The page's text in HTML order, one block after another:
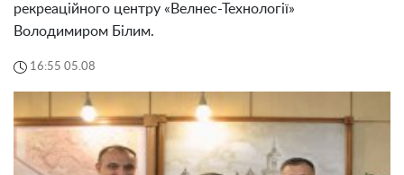
рекреаційного центру «Велнес-Технології»
Володимиром Білим.
16:55 05.08